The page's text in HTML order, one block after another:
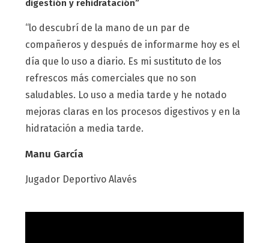
digestión y rehidratación”
“lo descubrí de la mano de un par de
compañeros y después de informarme hoy es el
día que lo uso a diario. Es mi sustituto de los
refrescos más comerciales que no son
saludables. Lo uso a media tarde y he notado
mejoras claras en los procesos digestivos y en la
hidratación a media tarde.
Manu García
Jugador Deportivo Alavés